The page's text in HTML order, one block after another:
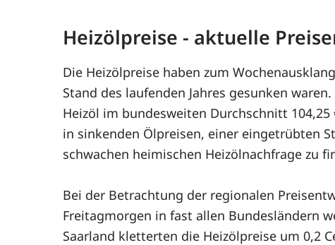
Heizölpreise - aktuelle
Die Heizölpreise haben zum
Stand des laufenden Jahres gesunken
Heizöl im bundesweiten Durchschnitt
in sinkenden Ölpreisen, einer eingetrübten
schwachen heimischen Heizölnachfrage zu
Bei der Betrachtung der regionalen
Freitagmorgen in fast allen Bundesländern
Saarland kletterten die Heizölpreise um 0,2